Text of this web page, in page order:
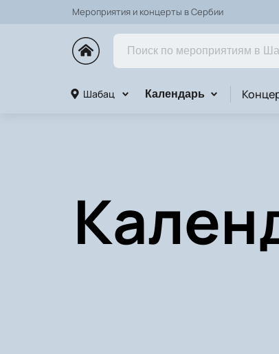
Мероприятия и концерты в Сербии
Шабац Календарь